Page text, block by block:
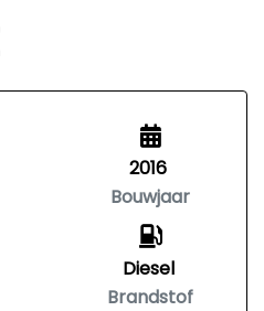
2016
Bouwjaar
Diesel
Brandstof